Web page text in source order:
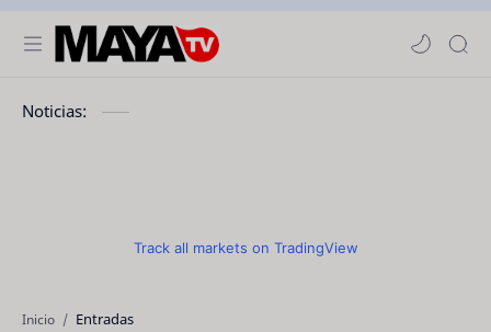
Noticias:
Track all markets on TradingView
Inicio Entradas